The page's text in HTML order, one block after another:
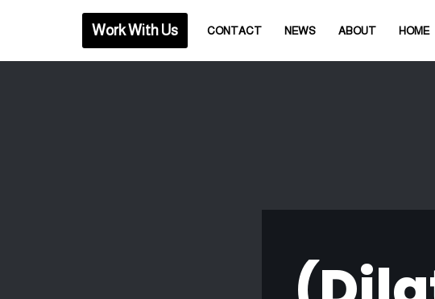
HOME
ABOUT
NEWS
CONTACT
Work With Us